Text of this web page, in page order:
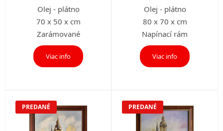
Olej - plátno
70 x 50 x cm
Zarámované
Viac info
Olej - plátno
80 x 70 x cm
Napínací rám
Viac info
PREDANÉ PREDANÉ